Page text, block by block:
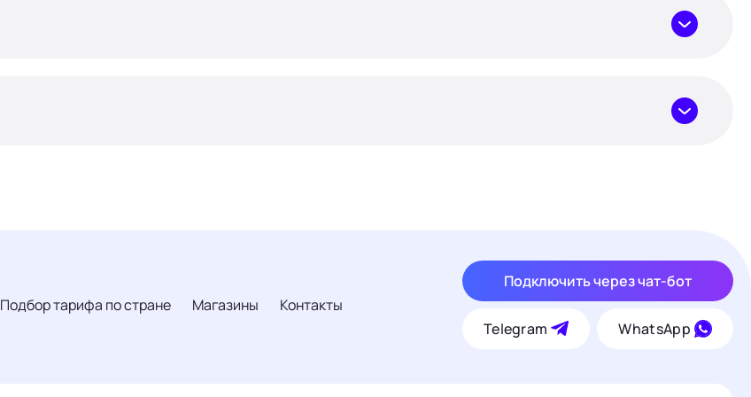
Подбор тарифа по стране Магазины Контакты
Подключить через чат-бот
Telegram WhatsApp